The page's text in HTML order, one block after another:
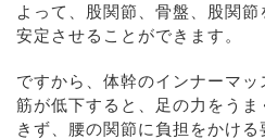
よって、股関節、骨盤、股関節
安定させることができます。
ですから、体幹のインナーマ
筋が低下すると、足の力をう
きず、腰の関節に負担をかける